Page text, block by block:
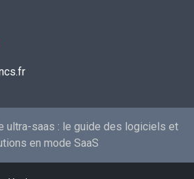
ultra-saas : le guide des logiciels et
en mode SaaS